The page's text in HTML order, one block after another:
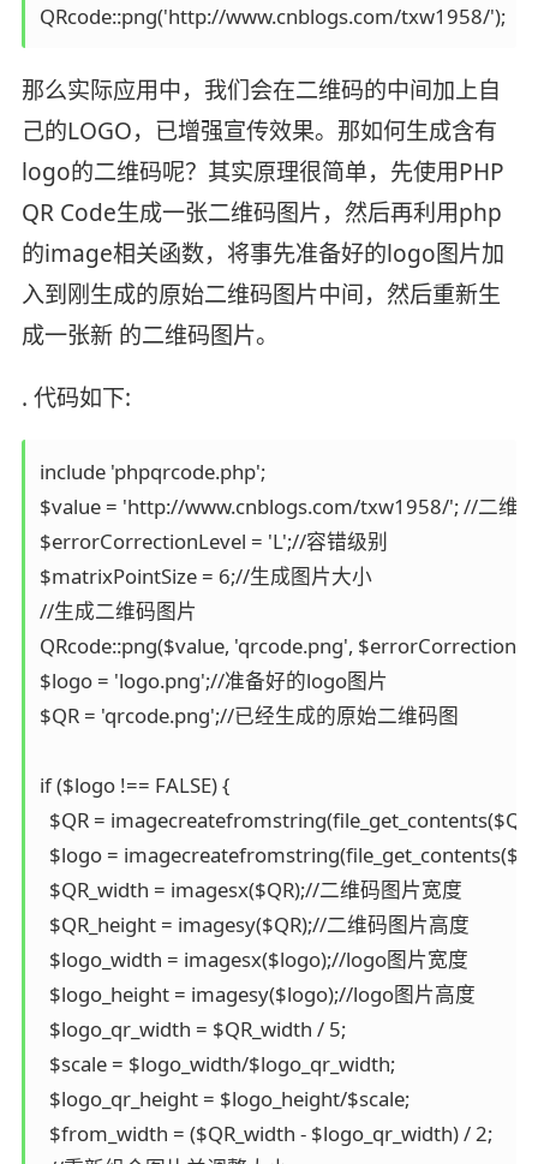
QRcode::png('http://www.cnblogs.com/txw1958/');
那么实际应用中，我们会在二维码的中间加上自
己的LOGO，已增强宣传效果。那如何生成含有
logo的二维码呢？其实原理很简单，先使用PHP
QR Code生成一张二维码图片，然后再利用php
的image相关函数，将事先准备好的logo图片加
入到刚生成的原始二维码图片中间，然后重新生
成一张新 的二维码图片。
. 代码如下:
include 'phpqrcode.php';
$value = 'http://www.cnblogs.com/txw1958/'; //二维
$errorCorrectionLevel = 'L';//容错级别
$matrixPointSize = 6;//生成图片大小
//生成二维码图片
QRcode::png($value, 'qrcode.png',
$logo = 'logo.png';//准备好的logo图片
$QR = 'qrcode.png';//已经生成的原始二维码图
if ($logo !== FALSE) {
$QR =
$logo =
  $QR_width = imagesx($QR);//二维码图片宽度
  $QR_height = imagesy($QR);//二维码图片高度
  $logo_width = imagesx($logo);//logo图片宽度
  $logo_height = imagesy($logo);//logo图片高度
  $logo_qr_width = $QR_width / 5;
  $scale = $logo_width/$logo_qr_width;
  $logo_qr_height = $logo_height/$scale;
  $from_width = ($QR_width - $logo_qr_width) / 2;